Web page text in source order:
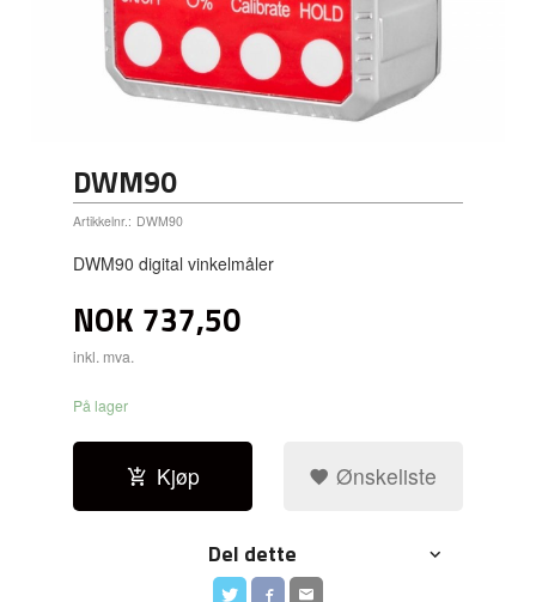
DWM90
Artikkelnr.: DWM90
DWM90 digital vinkelmåler
NOK 737,50
inkl. mva.
På lager
Kjøp Ønskeliste
Del dette